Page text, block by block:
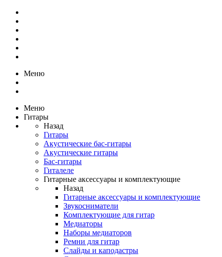
Меню
Меню
Гитары
Назад
Гитары
Акустические бас-гитары
Акустические гитары
Бас-гитары
Гиталеле
Гитарные аксессуары и комплектующие
Назад
Гитарные аксессуары и комплектующие
Звукосниматели
Комплектующие для гитар
Медиаторы
Наборы медиаторов
Ремни для гитар
Слайды и каподастры